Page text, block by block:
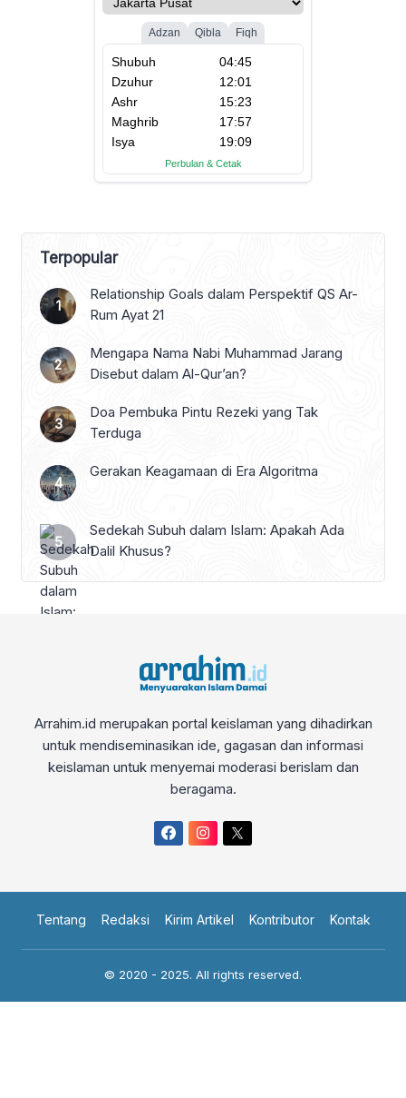
Terpopular
Relationship Goals dalam Perspektif QS Ar-
Rum Ayat 21
Mengapa Nama Nabi Muhammad Jarang
Disebut dalam Al-Qur’an?
Doa Pembuka Pintu Rezeki yang Tak
Terduga
Gerakan Keagamaan di Era Algoritma
Sedekah Subuh dalam Islam: Apakah Ada
Dalil Khusus?
Arrahim.id merupakan portal keislaman yang dihadirkan
untuk mendiseminasikan ide, gagasan dan informasi
keislaman untuk menyemai moderasi berislam dan
beragama.
Tentang Redaksi Kirim Artikel Kontributor Kontak
© 2020 - 2025. All rights reserved.